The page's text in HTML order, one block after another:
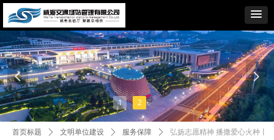
1 2
넳 넲
首页标题 ꄲ 文明单位建设 ꄲ 服务保障 ꄲ 弘扬志愿精神 播撒爱心火种丨